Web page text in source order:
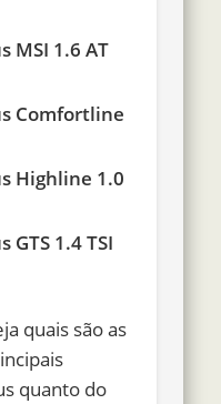
MSI 1.6 AT
Comfortline
Highline 1.0
1.4 TSI
quais são as
quanto do